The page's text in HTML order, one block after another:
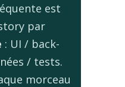
est
par
: UI / back-
/ tests.
morceau